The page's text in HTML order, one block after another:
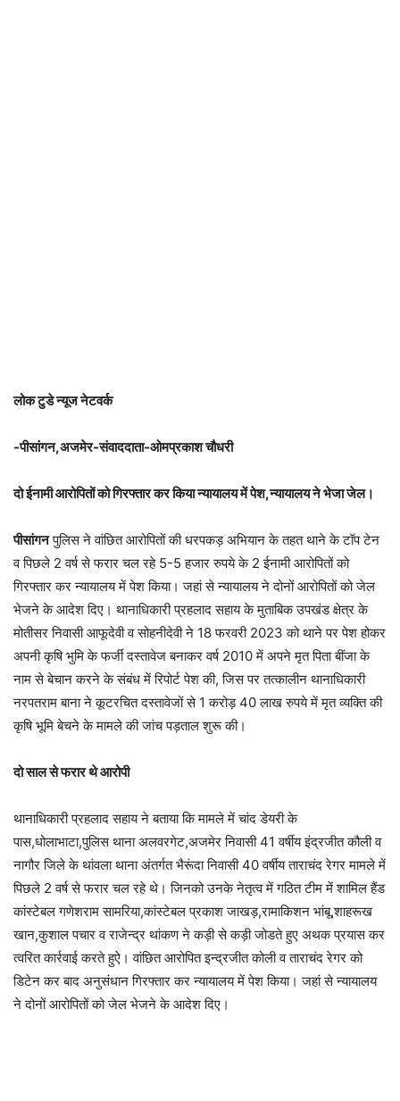
लोक टुडे न्यूज नेटवर्क
-पीसांगन,अजमेर-संवाददाता-ओमप्रकाश चौधरी
दो ईनामी आरोपितों को गिरफ्तार कर किया न्यायालय में पेश,न्यायालय ने भेजा जेल।
पीसांगनपुलिस ने वांछित आरोपितों की धरपकड़ अभियान के तहत थाने के टॉप टेन
व पिछले 2 वर्ष से फरार चल रहे 5-5 हजार रुपये के 2 ईनामी आरोपितों को
गिरफ्तार कर न्यायालय में पेश किया। जहां से न्यायालय ने दोनों आरोपितों को जेल
भेजने के आदेश दिए। थानाधिकारी प्रहलाद सहाय के मुताबिक उपखंड क्षेत्र के
मोतीसर निवासी आफूदेवी व सोहनीदेवी ने 18 फरवरी 2023 को थाने पर पेश होकर
अपनी कृषि भुमि के फर्जी दस्तावेज बनाकर वर्ष 2010 में अपने मृत पिता बींजा के
नाम से बेचान करने के संबंध में रिपोर्ट पेश की, जिस पर तत्कालीन थानाधिकारी
नरपतराम बाना ने कूटरचित दस्तावेजों से 1 करोड़ 40 लाख रुपये में मृत व्यक्ति की
कृषि भूमि बेचने के मामले की जांच पड़ताल शुरू की।
दो साल से फरार थे आरोपी
थानाधिकारी प्रहलाद सहाय ने बताया कि मामले में चांद डेयरी के
पास,धोलाभाटा,पुलिस थाना अलवरगेट,अजमेर निवासी 41 वर्षीय इंद्रजीत कौली व
नागौर जिले के थांवला थाना अंतर्गत भैरूंदा निवासी 40 वर्षीय ताराचंद रेगर मामले में
पिछले 2 वर्ष से फरार चल रहे थे। जिनको उनके नेतृत्व में गठित टीम में शामिल हैंड
कांस्टेबल गणेशराम सामरिया,कांस्टेबल प्रकाश जाखड़,रामाकिशन भांबू,शाहरूख
खान,कुशाल पचार व राजेन्द्र थांकण ने कड़ी से कड़ी जोडते हुए अथक प्रयास कर
त्वरित कार्रवाई करते हुऐ। वांछित आरोपित इन्द्रजीत कोली व ताराचंद रेगर को
डिटेन कर बाद अनुसंधान गिरफ्तार कर न्यायालय में पेश किया। जहां से न्यायालय
ने दोनों आरोपितों को जेल भेजने के आदेश दिए।